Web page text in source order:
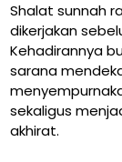
Shalat sunnah
dikerjakan
Kehadirannya
sarana
sekaligus
akhirat.